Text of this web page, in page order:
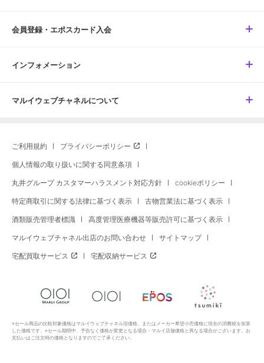
会員登録・エポスカード入会
インフォメーション
マルイウェブチャネルについて
ご利用規約 プライバシーポリシー
個人情報の取り扱いに関する同意条項
丸井グループ カスタマーハラスメント対応方針 cookieポリシー
特定商取引に関する法律に基づく表示 古物営業法に基づく表示
酒類販売管理者標識 高度管理医療機器等販売許可に基づく表示
マルイウェブチャネル出店のお問い合わせ サイトマップ
宅配買取サービス 宅配収納サービス
※セール商品の比較対象価格はマルイウェブチャネル旧価格、またはメーカー希望小売価格に現在の消費税を加算
した価格です。※セール期間中、予告なく価格が変更となる場合・マルイ店舗価格と異なる場合がございます。お
支払いはご注文時の価格となりますのでご了承ください。